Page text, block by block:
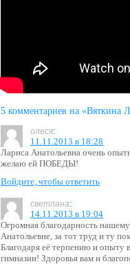
5 комментариев на «Вяткина
олеся:
11.11.2013 в 18:28
Лариса Анатольевна очень
желаю ей ПОБЕДЫ!
Войдите, чтобы ответить
светлана:
14.11.2013 в 19:04
Огромная благодарность
Анатольевне, за тот труд и ту
Благодаря её терпению и опыту
гимназии! Здоровья вам и